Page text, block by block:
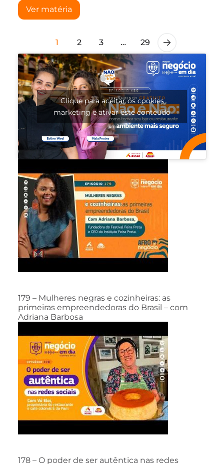
Ver matéria
1 2 3 … 29
Clique para aceitar os cookies
marketing e ativar este conteúdo
179 – Mulheres negras e cozinheiras: as
primeiras empreendedoras do Brasil – com
Adriana Barbosa
178 – O poder de ser autêntica nas redes